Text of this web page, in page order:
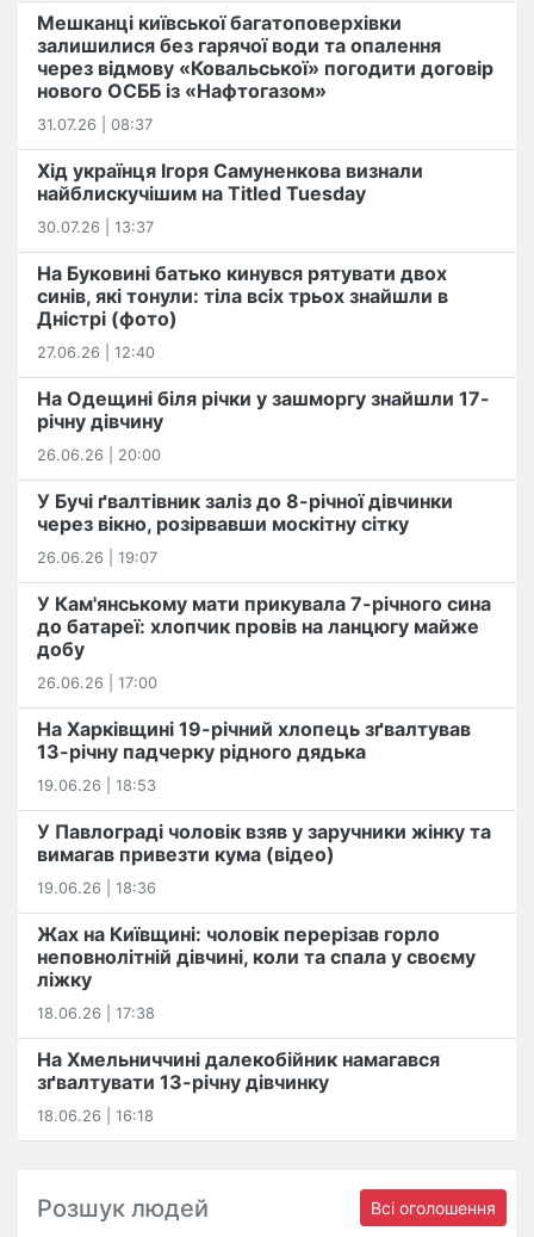
Мешканці київської багатоповерхівки
залишилися без гарячої води та опалення
через відмову «Ковальської» погодити договір
нового ОСББ із «Нафтогазом»
31.07.26 | 08:37
Хід українця Ігоря Самуненкова визнали
найблискучішим на Titled Tuesday
30.07.26 | 13:37
На Буковині батько кинувся рятувати двох
синів, які тонули: тіла всіх трьох знайшли в
Дністрі (фото)
27.06.26 | 12:40
На Одещині біля річки у зашморгу знайшли 17-
річну дівчину
26.06.26 | 20:00
У Бучі ґвалтівник заліз до 8-річної дівчинки
через вікно, розірвавши москітну сітку
26.06.26 | 19:07
У Кам'янському мати прикувала 7-річного сина
до батареї: хлопчик провів на ланцюгу майже
добу
26.06.26 | 17:00
На Харківщині 19-річний хлопець​ ️зґвалтував
13-річну падчерку рідного дядька
19.06.26 | 18:53
У Павлограді чоловік взяв у заручники жінку та
вимагав привезти кума (відео)
19.06.26 | 18:36
Жах на Київщині: чоловік перерізав горло
неповнолітній дівчині, коли та спала у своєму
ліжку
18.06.26 | 17:38
На Хмельниччині далекобійник намагався
зґвалтувати 13-річну дівчинку
18.06.26 | 16:18
Розшук людей Всі оголошення